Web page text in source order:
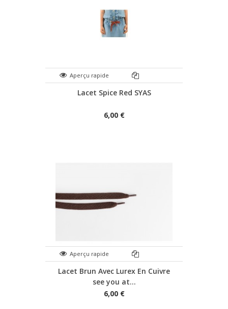
Aperçu rapide
Lacet Spice Red SYAS
6,00 €
Aperçu rapide
Lacet Brun Avec Lurex En Cuivre
see you at...
6,00 €